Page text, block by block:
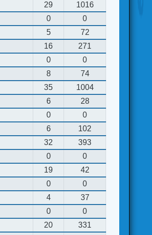
29
1016
0
0
5
72
16
271
0
0
8
74
35
1004
6
28
0
0
6
102
32
393
0
0
19
42
0
0
4
37
0
0
20
331